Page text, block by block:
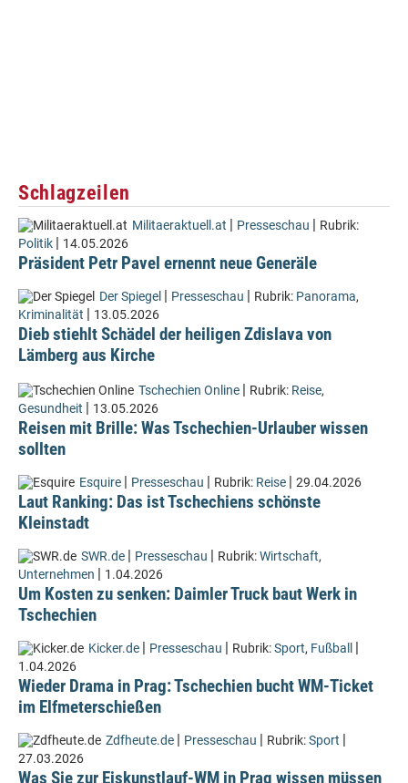
Schlagzeilen
Militaeraktuell.at | Presseschau | Rubrik:
Politik | 14.05.2026
Präsident Petr Pavel ernennt neue Generäle
Der Spiegel | Presseschau | Rubrik: Panorama,
Kriminalität | 13.05.2026
Dieb stiehlt Schädel der heiligen Zdislava von
Lämberg aus Kirche
Tschechien Online | Rubrik: Reise,
Gesundheit | 13.05.2026
Reisen mit Brille: Was Tschechien-Urlauber wissen
sollten
Esquire | Presseschau | Rubrik: Reise | 29.04.2026
Laut Ranking: Das ist Tschechiens schönste
Kleinstadt
SWR.de | Presseschau | Rubrik:Wirtschaft,
Unternehmen | 1.04.2026
Um Kosten zu senken: Daimler Truck baut Werk in
Tschechien
Kicker.de | Presseschau | Rubrik:Sport, Fußball |
1.04.2026
Wieder Drama in Prag: Tschechien bucht WM-Ticket
im Elfmeterschießen
Zdfheute.de | Presseschau | Rubrik:Sport |
27.03.2026
Was Sie zur Eiskunstlauf-WM in Prag wissen müssen